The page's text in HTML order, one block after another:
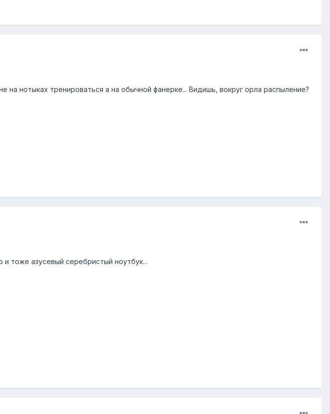
нотыках тренироваться а на обычной фанерке... Видишь, вокруг орла распыление?
тоже азусевый серебристый ноутбук...